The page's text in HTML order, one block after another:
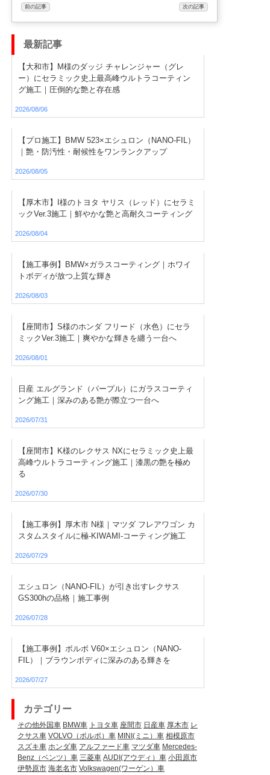
前の記事 次の記事
最新記事
【大和市】M様のダッジ チャレンジャー（グレ
ー）にセラミック史上最高峰ウルトラコーティン
グ施工｜圧倒的な艶と存在感
2026/08/06
【プロ施工】BMW 523×エシュロン（NANO-FIL）
｜艶・防汚性・耐候性をワンランクアップ
2026/08/05
【厚木市】I様のトヨタ ヤリス（レッド）にセラミ
ックVer.3施工｜鮮やかな艶と高耐久コーティング
2026/08/04
【施工事例】BMW×ガラスコーティング｜ホワイ
トボディが放つ上質な輝き
2026/08/03
【座間市】S様のホンダ フリード（水色）にセラ
ミックVer.3施工｜爽やかな輝きを纏う一台へ
2026/08/01
日産 エルグランド（パープル）にガラスコーティ
ング施工｜深みのある艶が際立つ一台へ
2026/07/31
【座間市】K様のレクサス NXにセラミック史上最
高峰ウルトラコーティング施工｜漆黒の艶を極め
る
2026/07/30
【施工事例】厚木市 N様｜マツダ フレアワゴン カ
スタムスタイルに極-KIWAMI-コーティング施工
2026/07/29
エシュロン（NANO-FIL）が引き出すレクサス
GS300hの品格｜施工事例
2026/07/28
【施工事例】ボルボ V60×エシュロン（NANO-
FIL）｜ブラウンボディに深みのある輝きを
2026/07/27
カテゴリー
その他外国車 BMW車 トヨタ車 座間市 日産車 厚木市 レ
クサス車 VOLVO（ボルボ）車 MINI(ミニ）車 相模原市
スズキ車 ホンダ車 アルファード車 マツダ車 Mercedes-
Benz（ベンツ）車 三菱車 AUDI(アウディ）車 小田原市
伊勢原市 海老名市 Volkswagen(ワーゲン）車